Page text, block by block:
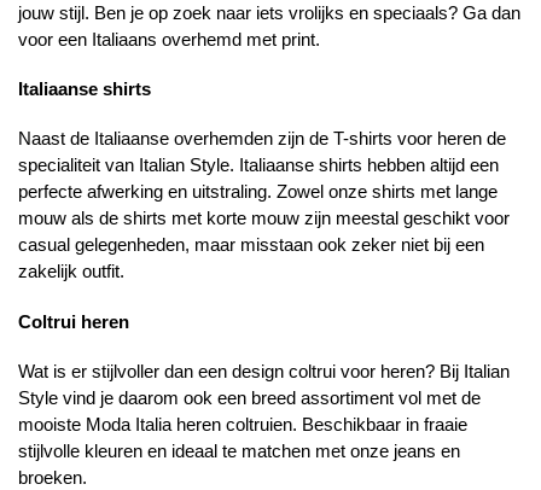
jouw stijl. Ben je op zoek naar iets vrolijks en speciaals? Ga dan
voor een Italiaans overhemd met print.
Italiaanse shirts
Naast de Italiaanse overhemden zijn de T-shirts voor heren de
specialiteit van Italian Style. Italiaanse shirts hebben altijd een
perfecte afwerking en uitstraling. Zowel onze shirts met lange
mouw als de shirts met korte mouw zijn meestal geschikt voor
casual gelegenheden, maar misstaan ook zeker niet bij een
zakelijk outfit.
Coltrui heren
Wat is er stijlvoller dan een design coltrui voor heren? Bij Italian
Style vind je daarom ook een breed assortiment vol met de
mooiste Moda Italia heren coltruien. Beschikbaar in fraaie
stijlvolle kleuren en ideaal te matchen met onze jeans en
broeken.